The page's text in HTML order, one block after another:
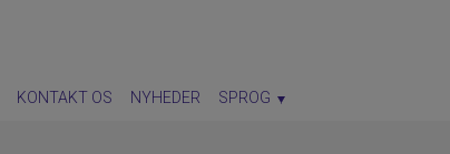
KONTAKT OS NYHEDER SPROG